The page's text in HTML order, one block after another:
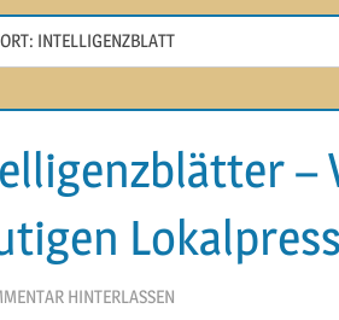
INTELLIGENZBLATT
–
2015
BERGHINTERLASSEN